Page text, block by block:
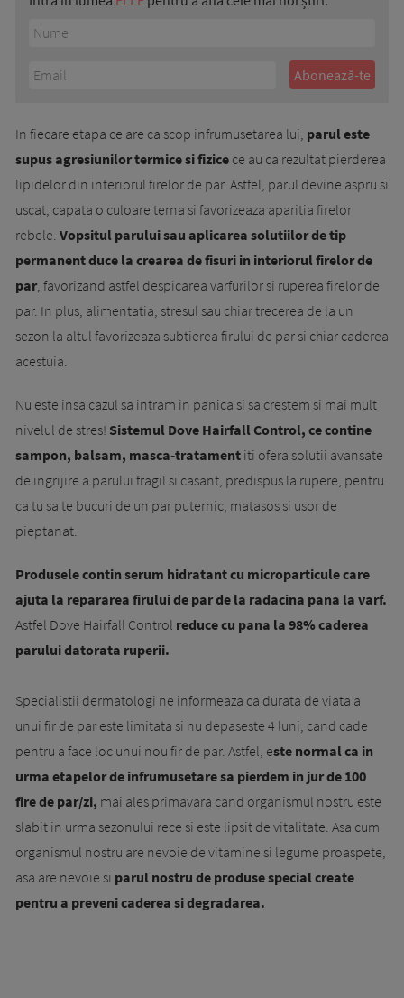
In fiecare etapa ce are ca scop infrumusetarea lui, parul este
supus agresiunilor termice si fizice ce au ca rezultat pierderea
lipidelor din interiorul firelor de par. Astfel, parul devine aspru si
uscat, capata o culoare terna si favorizeaza aparitia firelor
rebele. Vopsitul parului sau aplicarea solutiilor de tip
permanent duce la crearea de fisuri in interiorul firelor de
par, favorizand astfel despicarea varfurilor si ruperea firelor de
par. In plus, alimentatia, stresul sau chiar trecerea de la un
sezon la altul favorizeaza subtierea firului de par si chiar caderea
acestuia.
Nu este insa cazul sa intram in panica si sa crestem si mai mult
nivelul de stres! Sistemul Dove Hairfall Control, ce contine
sampon, balsam, masca-tratament iti ofera solutii avansate
de ingrijire a parului fragil si casant, predispus la rupere, pentru
ca tu sa te bucuri de un par puternic, matasos si usor de
pieptanat.
Produsele contin serum hidratant cu microparticule care
ajuta la repararea firului de par de la radacina pana la varf.
Astfel Dove Hairfall Control reduce cu pana la 98% caderea
parului datorata ruperii.
Specialistii dermatologi ne informeaza ca durata de viata a
unui fir de par este limitata si nu depaseste 4 luni, cand cade
pentru a face loc unui nou fir de par. Astfel, este normal ca in
urma etapelor de infrumusetare sa pierdem in jur de 100
fire de par/zi, mai ales primavara cand organismul nostru este
slabit in urma sezonului rece si este lipsit de vitalitate. Asa cum
organismul nostru are nevoie de vitamine si legume proaspete,
asa are nevoie si parul nostru de produse special create
pentru a preveni caderea si degradarea.